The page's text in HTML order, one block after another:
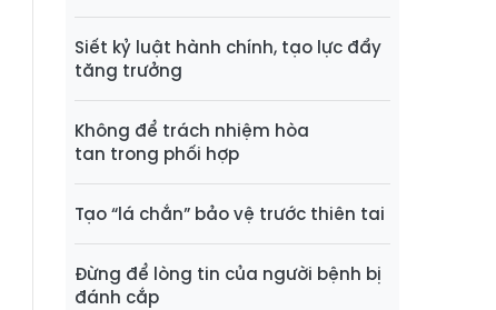
Siết kỷ luật hành chính, tạo lực đẩy
tăng trưởng
Không để trách nhiệm hòa
tan trong phối hợp
Tạo “lá chắn” bảo vệ trước thiên tai
Đừng để lòng tin của người bệnh bị
đánh cắp